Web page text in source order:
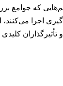
که جوامع بزرگ
اجرا می‌کنند،
کلیدی